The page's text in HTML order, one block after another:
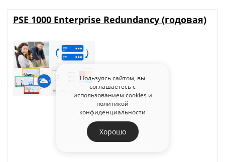
PSE 1000 Enterprise Redundancy (годовая)
Пользуясь сайтом, вы
соглашаетесь с
использованием cookies и
политикой
конфиденциальности
Хорошо